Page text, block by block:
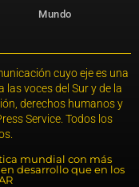
Mundo
cuyo eje es una
voces del Sur y de la
derechos humanos y
Service. Todos los
mundial con más
desarrollo que en los